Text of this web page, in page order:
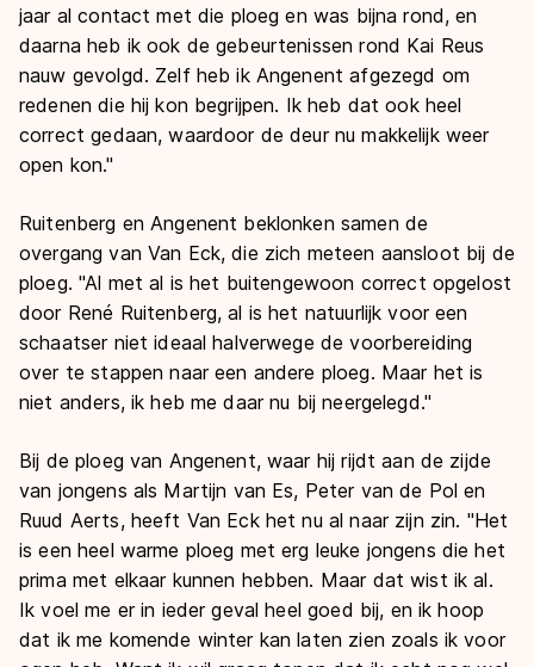
jaar al contact met die ploeg en was bijna rond, en
daarna heb ik ook de gebeurtenissen rond Kai Reus
nauw gevolgd. Zelf heb ik Angenent afgezegd om
redenen die hij kon begrijpen. Ik heb dat ook heel
correct gedaan, waardoor de deur nu makkelijk weer
open kon."
Ruitenberg en Angenent beklonken samen de
overgang van Van Eck, die zich meteen aansloot bij de
ploeg. "Al met al is het buitengewoon correct opgelost
door René Ruitenberg, al is het natuurlijk voor een
schaatser niet ideaal halverwege de voorbereiding
over te stappen naar een andere ploeg. Maar het is
niet anders, ik heb me daar nu bij neergelegd."
Bij de ploeg van Angenent, waar hij rijdt aan de zijde
van jongens als Martijn van Es, Peter van de Pol en
Ruud Aerts, heeft Van Eck het nu al naar zijn zin. "Het
is een heel warme ploeg met erg leuke jongens die het
prima met elkaar kunnen hebben. Maar dat wist ik al.
Ik voel me er in ieder geval heel goed bij, en ik hoop
dat ik me komende winter kan laten zien zoals ik voor